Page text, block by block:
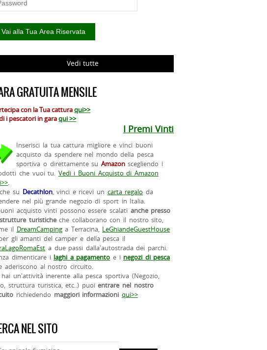
Vedi tutte
GRATUITA MENSILE
con la Tua catturaqui>>
i pescatori in garaqui >>
I Premi Vinti
Inserisci la tua cattura migliore e vinci buoni
acquisto da spendere nel mondo della pesca
sportiva o direttamente su Amazonscegliendo i
che vuoi tu. Vedi i Buoni Acquisto di Amazon
.
su Decathlon, vinci e ricevi un carta regalo da
nel più grande negozio di sport in Italia.
acquisto vinti possono essere scalati anche presso
turisticheche collaborano con il nostro sito,
il DreamCampinga Terracina, LeGhiandeGuestHouse
gli amanti del camper e della pesca il
a due passi dalla'autostrada dei parchi.
dimenticare i laghi a pagamento e i negozi di pesca
aderiscono al nostro circuito.
hai un'attività inerente alla pesca sportiva (Negozio,
struttura turistica, etc..) puoientrare nel nostro
richiedendo maggiori informazioni qui>>
NEL SITO